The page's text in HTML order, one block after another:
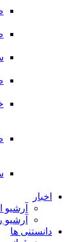
اخبار
آرشیو
آرشیو
دانستنی ها